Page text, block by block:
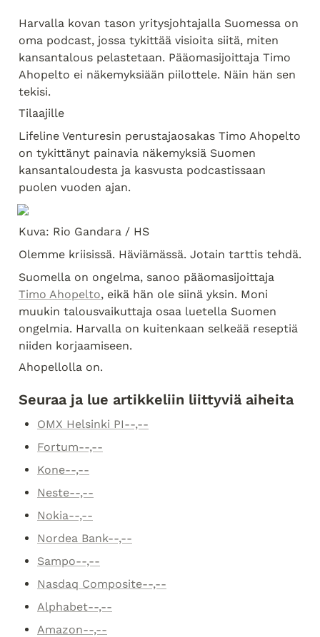
Harvalla kovan tason yritysjohtajalla Suomessa on
oma podcast, jossa tykittää visioita siitä, miten
kansantalous pelastetaan. Pääomasijoittaja Timo
Ahopelto ei näkemyksiään piilottele. Näin hän sen
tekisi.
Tilaajille
Lifeline Venturesin perustajaosakas Timo Ahopelto
on tykittänyt painavia näkemyksiä Suomen
kansantaloudesta ja kasvusta podcastissaan
puolen vuoden ajan.
Kuva: Rio Gandara / HS
Olemme kriisissä. Häviämässä. Jotain tarttis tehdä.
Timo Ahopelto, eikä hän ole siinä yksin. Moni
muukin talousvaikuttaja osaa luetella Suomen
ongelmia. Harvalla on kuitenkaan selkeää reseptiä
niiden korjaamiseen.
Ahopellolla on.
Seuraa ja lue artikkeliin liittyviä aiheita
OMX Helsinki PI--,--
Fortum--,--
Kone--,--
Neste--,--
Nokia--,--
Nordea Bank--,--
Sampo--,--
Nasdaq Composite--,--
Alphabet--,--
Amazon--,--